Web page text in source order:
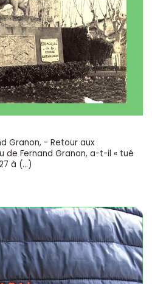
Granon, - Retour aux
de Fernand Granon, a-t-il « tué
à (…)